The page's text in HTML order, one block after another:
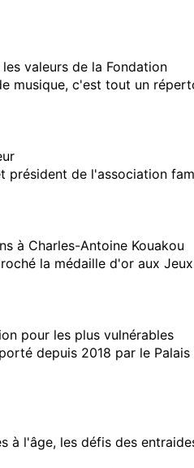
valeurs de la Fondation
musique, c'est tout un
président de l'association
à Charles-Antoine Kouakou
la médaille d'or aux
pour les plus vulnérables
depuis 2018 par le
l'âge, les défis des